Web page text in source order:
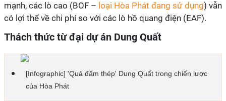
mạnh, các lò cao (BOF – loại Hòa Phát đang sử dụng) vẫn
có lợi thế về chi phí so với các lò hồ quang điện (EAF).
Thách thức từ đại dự án Dung Quất
[Infographic] 'Quả đấm thép' Dung Quất trong chiến lược
của Hòa Phát